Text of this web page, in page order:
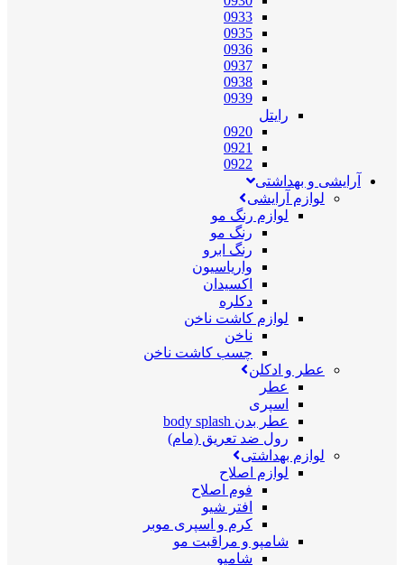
0933
0935
0936
0937
0938
0939
رایتل
0920
0921
0922
آرایشی و بهداشتی
لوازم آرایشی
لوازم رنگ مو
رنگ مو
رنگ ابرو
واریاسیون
اکسیدان
دکلره
لوازم کاشت ناخن
ناخن
چسب کاشت ناخن
عطر و ادکلن
عطر
اسپری
عطر بدن body splash
رول ضد تعریق (مام)
لوازم بهداشتی
لوازم اصلاح
فوم اصلاح
افتر شیو
کرم و اسپری موبر
شامپو و مراقبت مو
شامپو